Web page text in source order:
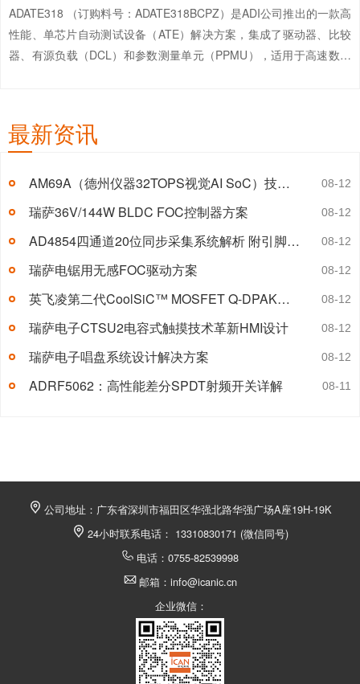
ADATE318 （订购料号：ADATE318BCPZ）是ADI公司推出的一款高
性能、单芯片自动测试设备（ATE）解决方案，集成了驱动器、比较
器、有源负载（DCL）和参数测量单元（PPMU），适用于高速数据
最新资讯
AM69A（德州仪器32TOPS视觉AI SoC）技术参数详解 附引脚图及典型应用电路图 08-12
瑞萨36V/144W BLDC FOC控制器方案 08-12
AD4854四通道20位同步采集系统解析 附引脚图及典型应用电路图 08-12
瑞萨电锯用无感FOC驱动方案 08-12
英飞凌第二代CoolSiC™ MOSFET Q-DPAK封装详解 08-12
瑞萨电子CTSU2电容式触摸技术革新HMI设计 08-12
瑞萨电子唱盘系统设计解决方案 08-12
ADRF5062：高性能差分SPDT射频开关详解 08-11
公司地址：广东省深圳市福田区华强北路华强广场A座19H-19K
24小时联系电话： 13310830171 (微信同号)
电话：0755-82539998
邮箱：info@icanic.cn
企业微信：